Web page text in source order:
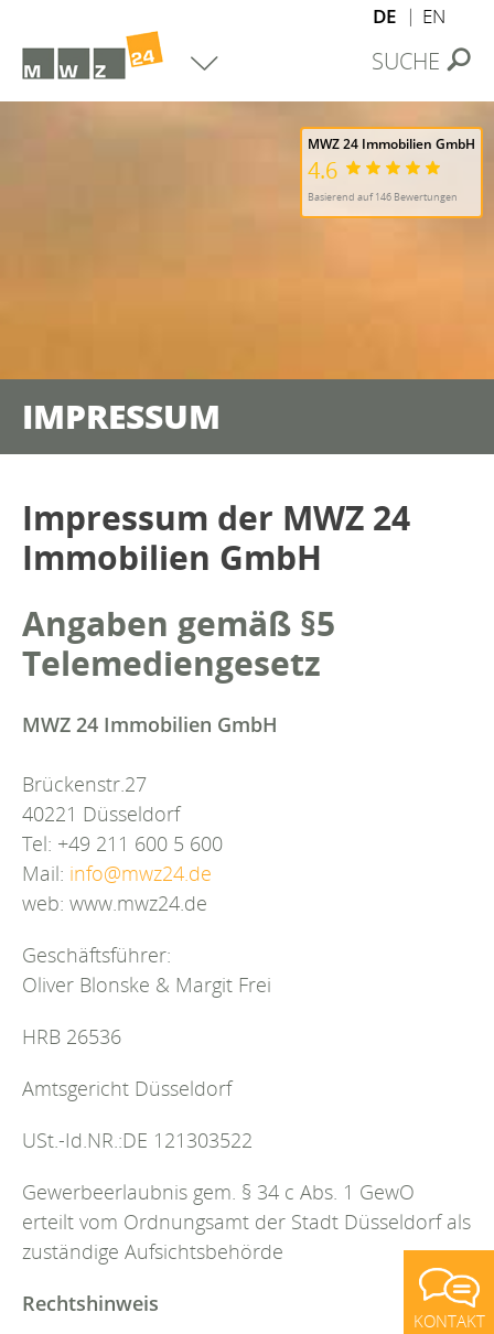
SUCHE
DE EN
MWZ 24 Immobilien GmbH
4.6
Basierend auf 146 Bewertungen
IMPRESSUM
Impressum der MWZ 24
Immobilien GmbH
Angaben gemäß §5
Telemediengesetz
MWZ 24 Immobilien GmbH
Brückenstr.27
40221 Düsseldorf
Tel: +49 211 600 5 600
Mail: info@mwz24.de
web: www.mwz24.de
Geschäftsführer:
Oliver Blonske & Margit Frei
HRB 26536
Amtsgericht Düsseldorf
USt.-Id.NR.:DE 121303522
Gewerbeerlaubnis gem. § 34 c Abs. 1 GewO
erteilt vom Ordnungsamt der Stadt Düsseldorf als
zuständige Aufsichtsbehörde
Rechtshinweis
KONTAKT